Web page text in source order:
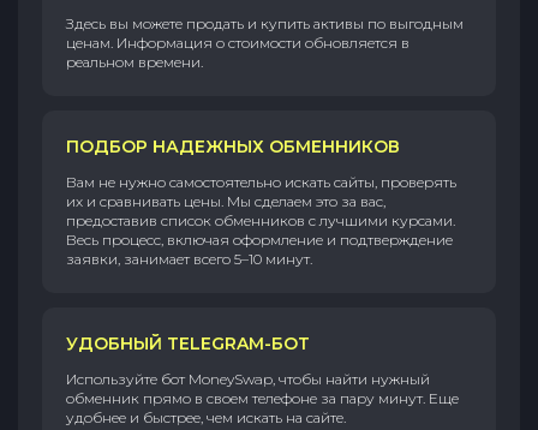
Здесь вы можете продать и купить активы по выгодным
ценам. Информация о стоимости обновляется в
реальном времени.
ПОДБОР НАДЕЖНЫХ ОБМЕННИКОВ
Вам не нужно самостоятельно искать сайты, проверять
их и сравнивать цены. Мы сделаем это за вас,
предоставив список обменников с лучшими курсами.
Весь процесс, включая оформление и подтверждение
заявки, занимает всего 5–10 минут.
УДОБНЫЙ TELEGRAM-БОТ
Используйте бот MoneySwap, чтобы найти нужный
обменник прямо в своем телефоне за пару минут. Еще
удобнее и быстрее, чем искать на сайте.